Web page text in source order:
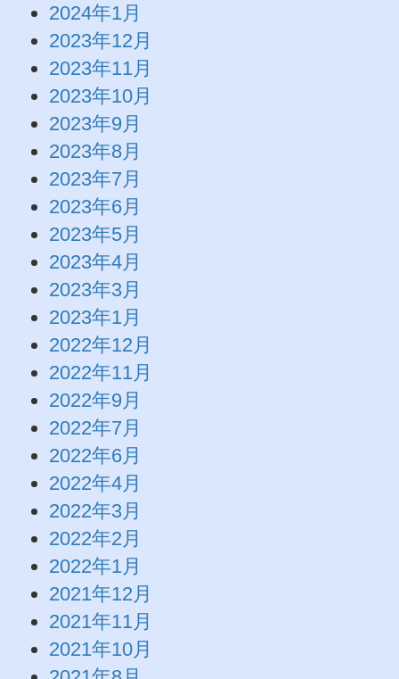
2024年1月
2023年12月
2023年11月
2023年10月
2023年9月
2023年8月
2023年7月
2023年6月
2023年5月
2023年4月
2023年3月
2023年1月
2022年12月
2022年11月
2022年9月
2022年7月
2022年6月
2022年4月
2022年3月
2022年2月
2022年1月
2021年12月
2021年11月
2021年10月